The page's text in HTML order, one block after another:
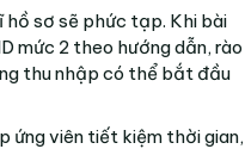
hồ sơ sẽ phức tạp. Khi bài
mức 2 theo hướng dẫn, rào
thu nhập có thể bắt đầu
ứng viên tiết kiệm thời gian,